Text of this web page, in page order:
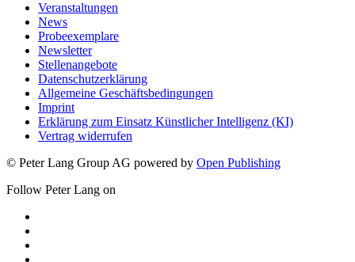
Veranstaltungen
News
Probeexemplare
Newsletter
Stellenangebote
Datenschutzerklärung
Allgemeine Geschäftsbedingungen
Imprint
Erklärung zum Einsatz Künstlicher Intelligenz (KI)
Vertrag widerrufen
© Peter Lang Group AG powered by Open Publishing
Follow Peter Lang on